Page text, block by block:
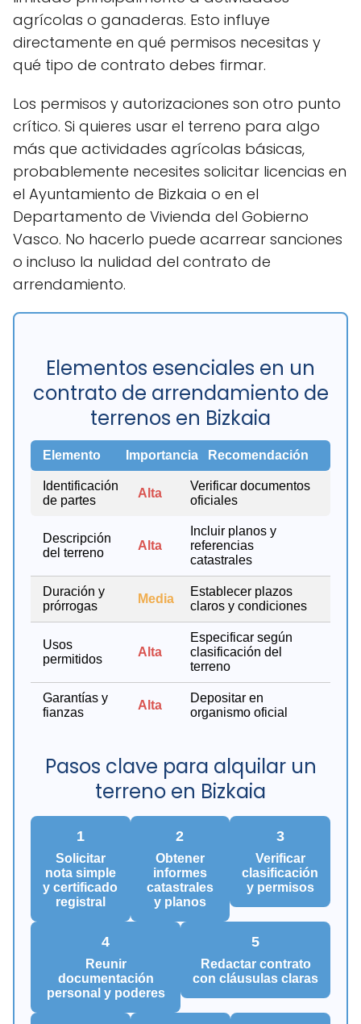
agrícolas o ganaderas. Esto influye
directamente en qué permisos necesitas y
qué tipo de contrato debes firmar.
Los permisos y autorizaciones son otro punto
crítico. Si quieres usar el terreno para algo
más que actividades agrícolas básicas,
probablemente necesites solicitar licencias en
el Ayuntamiento de Bizkaia o en el
Departamento de Vivienda del Gobierno
Vasco. No hacerlo puede acarrear sanciones
o incluso la nulidad del contrato de
arrendamiento.
Elementos esenciales en un
contrato de arrendamiento de
terrenos en Bizkaia
Elemento Importancia Recomendación
Identificación
de partes
Alta
Verificar documentos
oficiales
Descripción
del terreno
Alta
Incluir planos y
referencias
catastrales
Duración y
prórrogas
Media
Establecer plazos
claros y condiciones
Usos
permitidos
Alta
Especificar según
clasificación del
terreno
Garantías y
fianzas
Alta
Depositar en
organismo oficial
Pasos clave para alquilar un
terreno en Bizkaia
1
Solicitar
nota simple
y certificado
registral
2
Obtener
informes
catastrales
y planos
3
Verificar
clasificación
y permisos
4
Reunir
documentación
personal y poderes
5
Redactar contrato
con cláusulas claras